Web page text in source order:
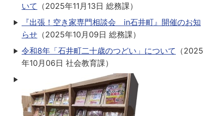
いて （2025年11月13日 総務課）
『出張！空き家専門相談会 in石井町』開催のお知
らせ （2025年10月09日 総務課）
令和8年「石井町二十歳のつどい」について （2025
年10月06日 社会教育課）